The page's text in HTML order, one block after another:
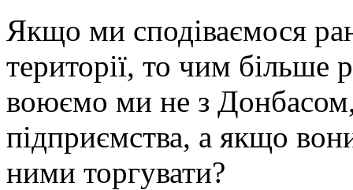
Якщо ми сподіваємося
території, то чим більше
воюємо ми не з
підприємства, а якщо
ними торгувати?